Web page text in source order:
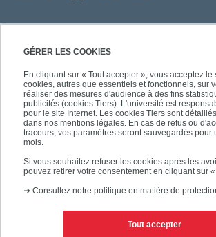
GÉRER LES COOKIES
En cliquant sur « Tout accepter », vous acceptez le
cookies, autres que essentiels et fonctionnels, sur
réaliser des mesures d'audience à des fins
publicités (cookies Tiers). L'université est
pour le site Internet. Les cookies Tiers sont
dans nos mentions légales. En cas de refus ou
traceurs, vos paramètres seront sauvegardés pour
mois.
Si vous souhaitez refuser les cookies après les
pouvez retirer votre consentement en cliquant sur
➜ Consultez notre politique en matière de
Tout accepter
Mentions légales